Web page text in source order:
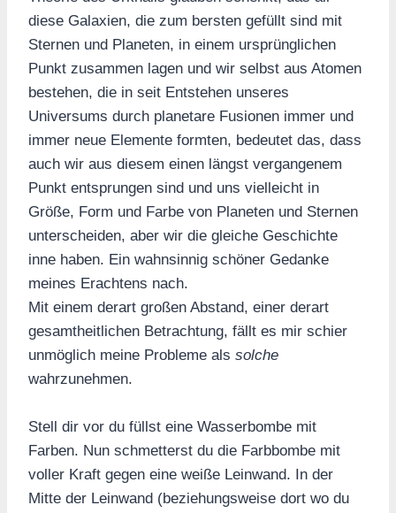
diese Galaxien, die zum bersten gefüllt sind mit
Sternen und Planeten, in einem ursprünglichen
Punkt zusammen lagen und wir selbst aus Atomen
bestehen, die in seit Entstehen unseres
Universums durch planetare Fusionen immer und
immer neue Elemente formten, bedeutet das, dass
auch wir aus diesem einen längst vergangenem
Punkt entsprungen sind und uns vielleicht in
Größe, Form und Farbe von Planeten und Sternen
unterscheiden, aber wir die gleiche Geschichte
inne haben. Ein wahnsinnig schöner Gedanke
meines Erachtens nach.
Mit einem derart großen Abstand, einer derart
gesamtheitlichen Betrachtung, fällt es mir schier
unmöglich meine Probleme als solche
wahrzunehmen.
Stell dir vor du füllst eine Wasserbombe mit
Farben. Nun schmetterst du die Farbbombe mit
voller Kraft gegen eine weiße Leinwand. In der
Mitte der Leinwand (beziehungsweise dort wo du